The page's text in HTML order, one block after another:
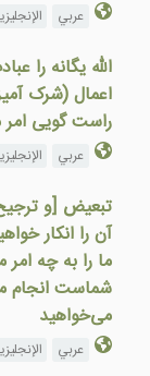
عربي
الله يگانه را
اعمال (شرک
راست گويی
عربي
تبعیض [و
آن را انکار
ما را به چه
شماست انجام
می‌خواهید
عربي